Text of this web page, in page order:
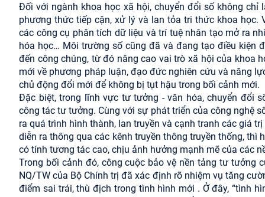
Đối với ngành khoa học xã hội, chuyển đổi số không
phương thức tiếp cận, xử lý và lan tỏa tri thức khoa học.
các công cụ phân tích dữ liệu và trí tuệ nhân tạo mở ra
hóa học… Môi trường số cũng đã và đang tạo điều kiện
đến công chúng, từ đó nâng cao vai trò xã hội của khoa
mới về phương pháp luận, đạo đức nghiên cứu và năng
chủ động đổi mới để không bị tụt hậu trong bối cảnh mới.
Đặc biệt, trong lĩnh vực tư tưởng - văn hóa, chuyển đổi
công tác tư tưởng. Cùng với sự phát triển của công nghệ
ra quá trình hình thành, lan truyền và cạnh tranh các giá
diễn ra thông qua các kênh truyền thông truyền thống,
có tính tương tác cao, chịu ảnh hưởng mạnh mẽ của các
Trong bối cảnh đó, công cuộc bảo vệ nền tảng tư
NQ/TW của Bộ Chính trị đã xác định rõ nhiệm vụ tăng
điểm sai trái, thù địch trong tình hình mới . Ở đây, “tình